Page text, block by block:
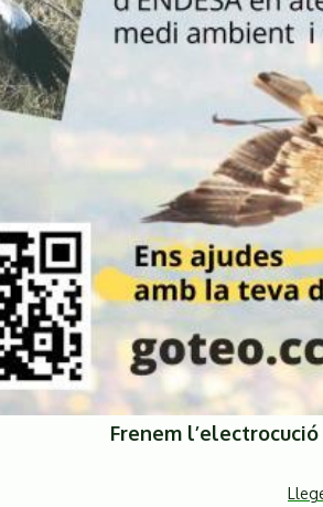
Frenem l’electrocució